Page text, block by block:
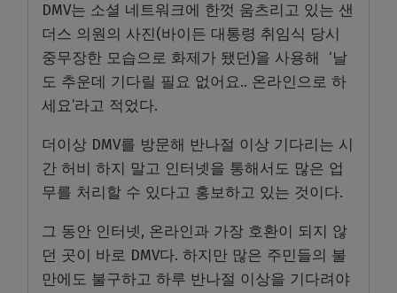
DMV는 소셜 네트워크에 한껏 움츠리고 있는 샌
더스 의원의 사진(바이든 대통령 취임식 당시
중무장한 모습으로 화제가 됐던)을 사용해 ‘날
도 추운데 기다릴 필요 없어요.. 온라인으로 하
세요’라고 적었다.
더이상 DMV를 방문해 반나절 이상 기다리는 시
간 허비 하지 말고 인터넷을 통해서도 많은 업
무를 처리할 수 있다고 홍보하고 있는 것이다.
그 동안 인터넷, 온라인과 가장 호환이 되지 않
던 곳이 바로 DMV다. 하지만 많은 주민들의 불
만에도 불구하고 하루 반나절 이상을 기다려야